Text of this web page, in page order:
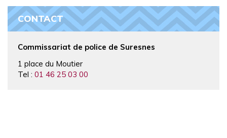
CONTACT
Commissariat de police de Suresnes
1 place du Moutier
Tel : 01 46 25 03 00